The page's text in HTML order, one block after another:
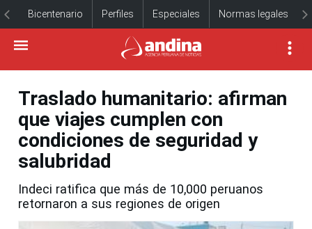
Bicentenario Perfiles Especiales Normas legales
Traslado humanitario: afirman
que viajes cumplen con
condiciones de seguridad y
salubridad
Indeci ratifica que más de 10,000 peruanos
retornaron a sus regiones de origen